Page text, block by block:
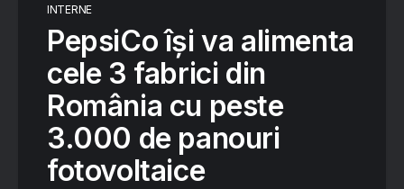
INTERNE
PepsiCo își va alimenta
cele 3 fabrici din
România cu peste
3.000 de panouri
fotovoltaice